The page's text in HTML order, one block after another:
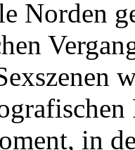
Norden
in